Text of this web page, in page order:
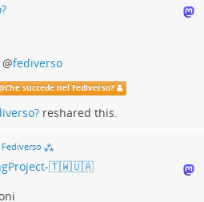
@fediverso
Che succede nel Fediverso?
reshared this.
Fediverso ⁂
🇹🇼🇺🇦